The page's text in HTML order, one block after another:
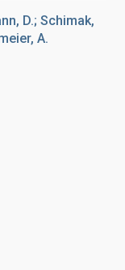
D.; Schimak,
A.